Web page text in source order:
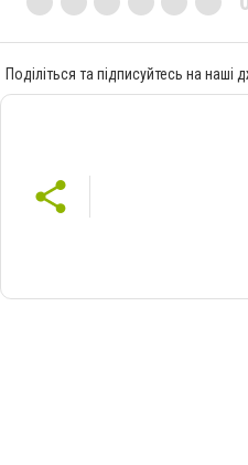
Поділіться та підписуйтесь на наші